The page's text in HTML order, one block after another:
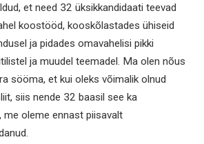
et need 32 üksikkandidaati teevad
koostööd, kooskõlastades ühiseid
ja pidades omavahelisi pikki
ja muudel teemadel. Ma olen nõus
sööma, et kui oleks võimalik olnud
siis nende 32 baasil see ka
oleme ennast piisavalt